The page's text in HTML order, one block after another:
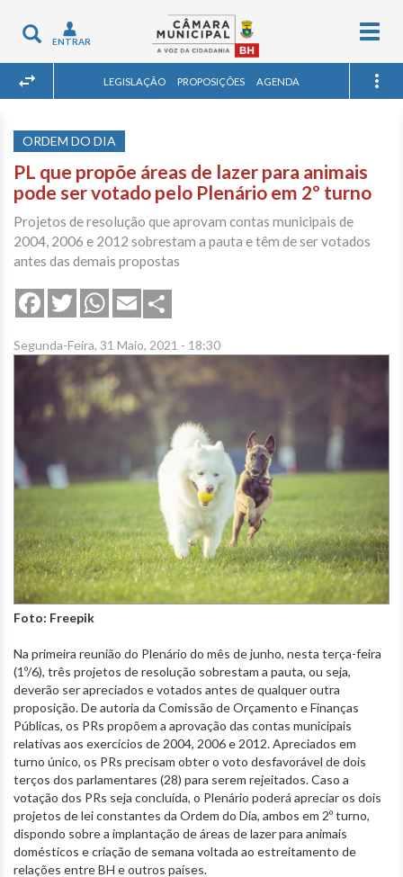
Toggle
navigation
ENTRAR
LEGISLAÇÃO PROPOSIÇÕES AGENDA
ORDEM DO DIA
PL que propõe áreas de lazer para animais
pode ser votado pelo Plenário em 2º turno
Projetos de resolução que aprovam contas municipais de
2004, 2006 e 2012 sobrestam a pauta e têm de ser votados
antes das demais propostas
FacebookTwitterWhatsApp
Email
Segunda-Feira, 31 Maio, 2021 - 18:30
Foto: Freepik
Na primeira reunião do Plenário do mês de junho, nesta terça-feira
(1º/6), três projetos de resolução sobrestam a pauta, ou seja,
deverão ser apreciados e votados antes de qualquer outra
proposição. De autoria da Comissão de Orçamento e Finanças
Públicas, os PRs propõem a aprovação das contas municipais
relativas aos exercícios de 2004, 2006 e 2012. Apreciados em
turno único, os PRs precisam obter o voto desfavorável de dois
terços dos parlamentares (28) para serem rejeitados. Caso a
votação dos PRs seja concluída, o Plenário poderá apreciar os dois
projetos de lei constantes da Ordem do Dia, ambos em 2º turno,
dispondo sobre a implantação de áreas de lazer para animais
domésticos e criação de semana voltada ao estreitamento de
relações entre BH e outros países.